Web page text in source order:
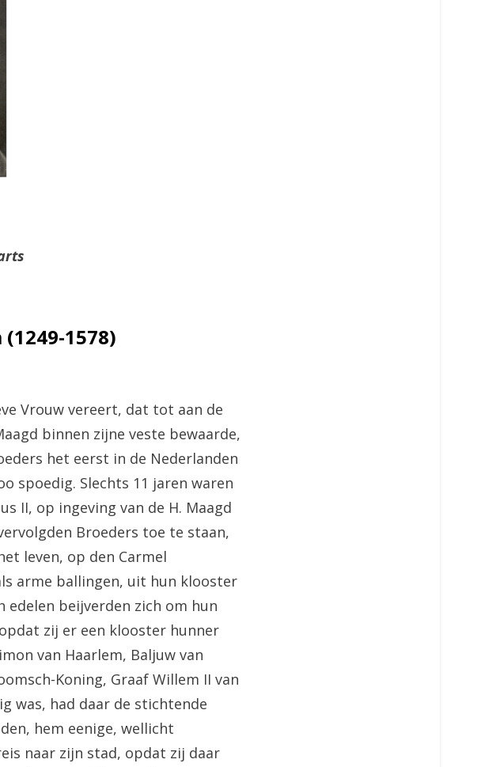
1578)
Vrouw vereert, dat tot aan de
binnen zijne veste bewaarde,
het eerst in de Nederlanden
spoedig. Slechts 11 jaren waren
II, op ingeving van de H. Maagd
Broeders toe te staan,
leven, op den Carmel
arme ballingen, uit hun klooster
edelen beijverden zich om hun
zij er een klooster hunner
van Haarlem, Baljuw van
Koning, Graaf Willem II van
was, had daar de stichtende
hem eenige, wellicht
naar zijn stad, opdat zij daar